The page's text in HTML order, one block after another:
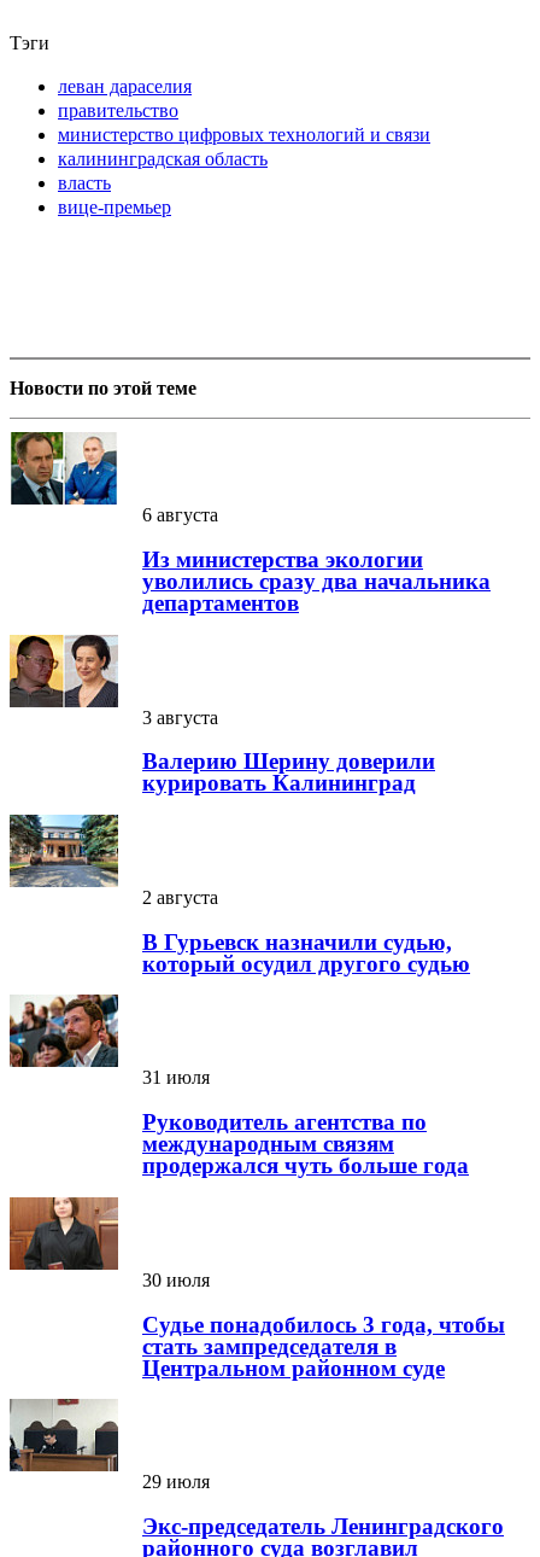
Тэги
леван дараселия
правительство
министерство цифровых технологий и связи
калининградская область
власть
вице-премьер
Новости по этой теме
6 августа
Из министерства экологии
уволились сразу два начальника
департаментов
3 августа
Валерию Шерину доверили
курировать Калининград
2 августа
В Гурьевск назначили судью,
который осудил другого судью
31 июля
Руководитель агентства по
международным связям
продержался чуть больше года
30 июля
Судье понадобилось 3 года, чтобы
стать зампредседателя в
Центральном районном суде
29 июля
Экс-председатель Ленинградского
районного суда возглавил